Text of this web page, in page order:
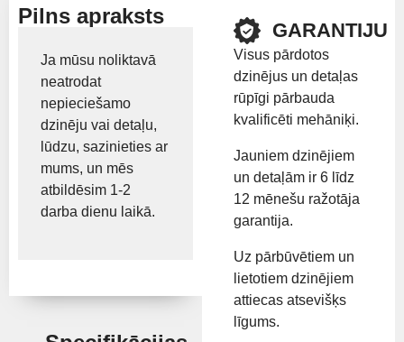
Pilns apraksts
Ja mūsu noliktavā
neatrodat
nepieciešamo
dzinēju vai detaļu,
lūdzu, sazinieties ar
mums, un mēs
atbildēsim 1-2
darba dienu laikā.
GARANTIJU
Visus pārdotos
dzinējus un detaļas
rūpīgi pārbauda
kvalificēti mehāniķi.
Jauniem dzinējiem
un detaļām ir 6 līdz
12 mēnešu ražotāja
garantija.
Uz pārbūvētiem un
lietotiem dzinējiem
attiecas atsevišķs
līgums.